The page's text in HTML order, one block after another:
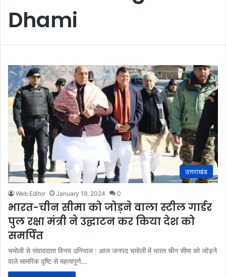
Dhami
उत्तराखंड
Web Editor January 19, 2024 0
भारत-चीन सीमा को जोड़ने वाला स्टील गार्डर
पुल रक्षा मंत्री ने उद्घाटन कर किया देश को
समर्पित
चमोली से संवाददाता विनय उनियाल : आज जनपद चमोली में भारत चीन सीमा को जोड़ने
वाले सामरिक दृष्टि से महत्वपूर्ण…